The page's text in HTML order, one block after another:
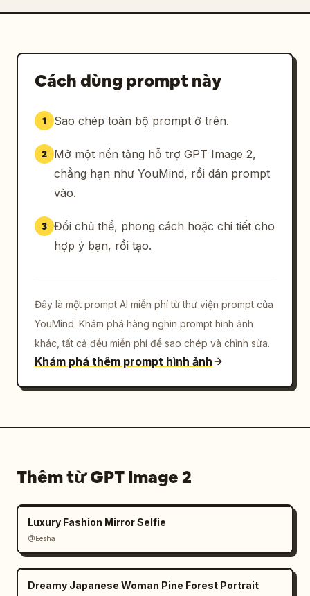
Cách dùng prompt này
1 Sao chép toàn bộ prompt ở trên.
2
Mở một nền tảng hỗ trợ GPT Image 2,
chẳng hạn như YouMind, rồi dán prompt
vào.
3 Đổi chủ thể, phong cách hoặc chi tiết cho
hợp ý bạn, rồi tạo.
Đây là một prompt AI miễn phí từ thư viện prompt của
YouMind. Khám phá hàng nghìn prompt hình ảnh
khác, tất cả đều miễn phí để sao chép và chỉnh sửa.
Khám phá thêm prompt hình ảnh
Thêm từ GPT Image 2
Luxury Fashion Mirror Selfie
@Eesha
Dreamy Japanese Woman Pine Forest Portrait